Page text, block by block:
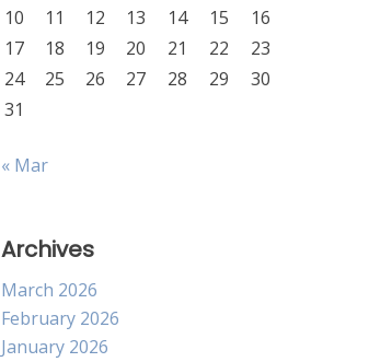
10
11 12 13 14 15
16
17
18 19 20 21 22
23
24
25 26 27 28 29
30
31
« Mar
Archives
March 2026
February 2026
January 2026